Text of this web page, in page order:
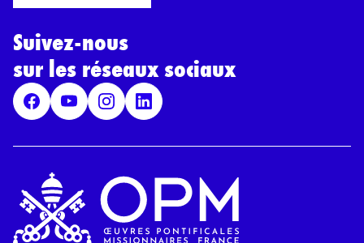
l
R
P
D
*
Suivez-nous
sur les réseaux sociaux